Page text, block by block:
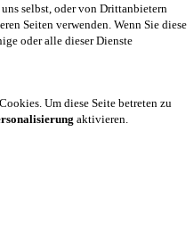
selbst, oder von Drittanbietern
Seiten verwenden. Wenn Sie diese
oder alle dieser Dienste
Um diese Seite betreten zu
aktivieren.